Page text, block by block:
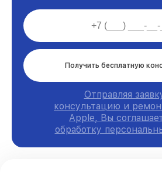
Получить бесплатную
Отправляя
консультацию и
Apple, Вы
обработку